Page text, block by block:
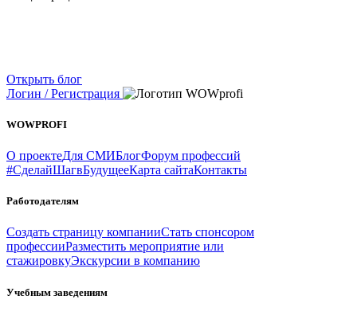
Открыть блог
Логин / Регистрация
WOWPROFI
О проектеДля СМИБлогФорум профессий
#СделайШагвБудущееКарта сайтаКонтакты
Работодателям
Создать страницу компанииСтать спонсором
профессииРазместить мероприятие или
стажировкуЭкскурсии в компанию
Учебным заведениям